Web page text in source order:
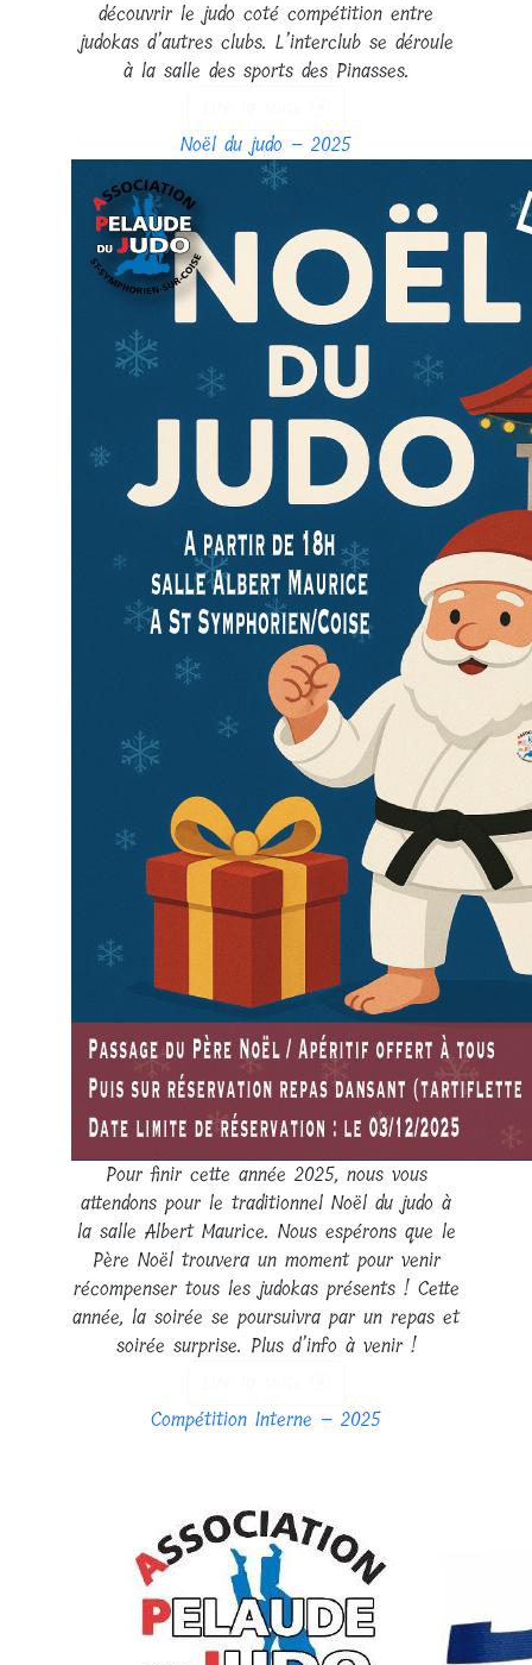
découvrir le judo coté compétition entre
judokas d’autres clubs. L’interclub se déroule
à la salle des sports des Pinasses.
Noël du judo – 2025
Pour finir cette année 2025, nous vous
attendons pour le traditionnel Noël du judo à
la salle Albert Maurice. Nous espérons que le
Père Noël trouvera un moment pour venir
récompenser tous les judokas présents ! Cette
année, la soirée se poursuivra par un repas et
soirée surprise. Plus d’info à venir !
Compétition Interne – 2025